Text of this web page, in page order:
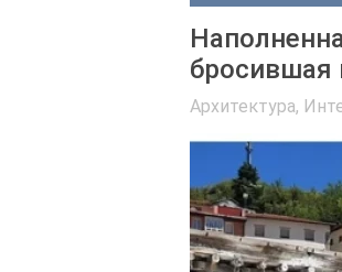
бросившая
Архитектура,